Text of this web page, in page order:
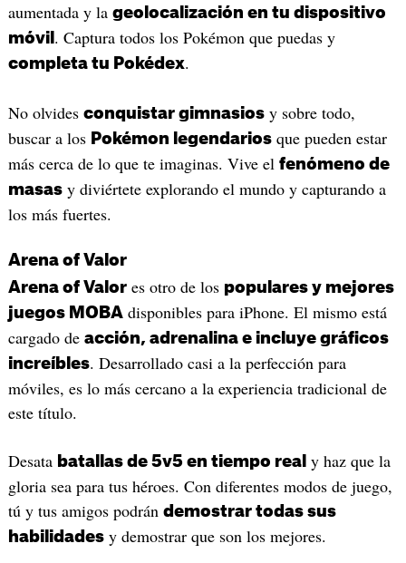
aumentada y la geolocalización en tu dispositivo
móvil . Captura todos los Pokémon que puedas y
completa tu Pokédex.
No olvides conquistar gimnasiosy sobre todo,
buscar a los Pokémon legendariosque pueden estar
más cerca de lo que te imaginas. Vive el fenómeno de
masasy diviértete explorando el mundo y capturando a
los más fuertes.
Arena of Valor
Arena of Valores otro de los populares y mejores
juegos MOBAdisponibles para iPhone. El mismo está
cargado de acción, adrenalina e incluye gráficos
increíbles. Desarrollado casi a la perfección para
móviles, es lo más cercano a la experiencia tradicional de
este título.
Desata batallas de 5v5 en tiempo real y haz que la
gloria sea para tus héroes. Con diferentes modos de juego,
tú y tus amigos podrán demostrar todas sus
habilidadesy demostrar que son los mejores.